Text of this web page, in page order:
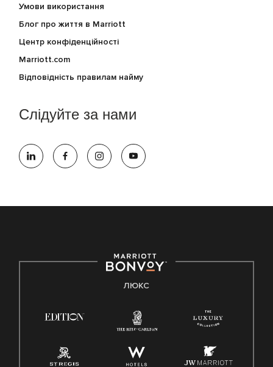
Умови використання
Блог про життя в Marriott
Центр конфіденційності
Marriott.com
Відповідність правилам найму
Слідуйте за нами
ЛЮКС